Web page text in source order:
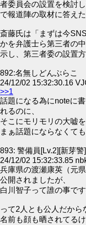
者委員会の設置を検討
で報道陣の取材に答えた
斎藤氏は「まずは今
かを弁護士ら第三者の
示し、第三者委の設置
892:名無しどんぶらこ
24/12/02 15:32:30.16
>>1
話題になる為にnoteに
れるのに、
そこにモリモリの大嘘
まぁ話題にならなくて
893: 警備員[Lv.2][新芽警]
24/12/02 15:32:33.85
兵庫県の渡瀬康英（元
公開されましたが、
白川智子って誰の事です
って2人とも公人だから
名前も顔も晒されてる